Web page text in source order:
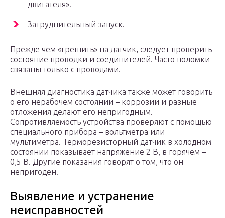
двигателя».
Затруднительный запуск.
Прежде чем «грешить» на датчик, следует проверить
состояние проводки и соединителей. Часто поломки
связаны только с проводами.
Внешняя диагностика датчика также может говорить
о его нерабочем состоянии – коррозии и разные
отложения делают его непригодным.
Сопротивляемость устройства проверяют с помощью
специального прибора – вольтметра или
мультиметра. Терморезисторный датчик в холодном
состоянии показывает напряжение 2 В, в горячем –
0,5 В. Другие показания говорят о том, что он
непригоден.
Выявление и устранение
неисправностей